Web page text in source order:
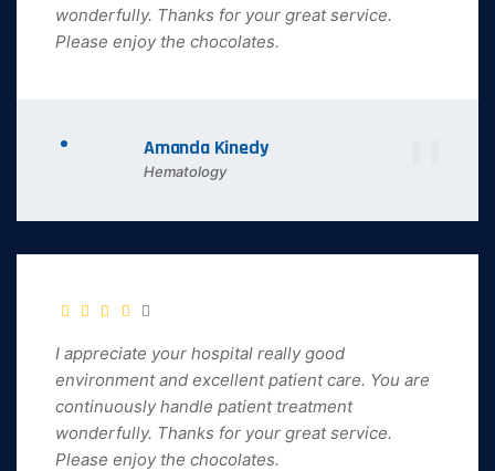
wonderfully. Thanks for your great service.
Please enjoy the chocolates.
Amanda Kinedy
Hematology
I appreciate your hospital really good
environment and excellent patient care. You are
continuously handle patient treatment
wonderfully. Thanks for your great service.
Please enjoy the chocolates.